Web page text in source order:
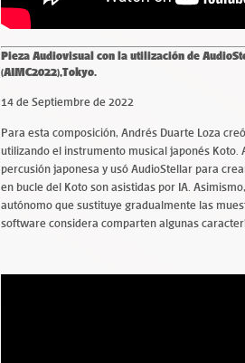
Pieza Audiovisual con la utilización de
(AIMC2022),Tokyo.
14 de Septiembre de 2022
Para esta composición, Andrés Duarte Loza
utilizando el instrumento musical japonés
percusión japonesa y usó AudioStellar para
en bucle del Koto son asistidas por IA.
autónomo que sustituye gradualmente las
software considera comparten algunas